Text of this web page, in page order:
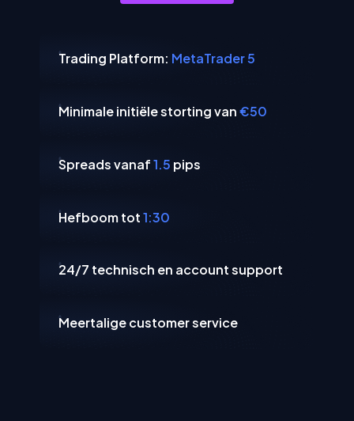
Trading Platform: MetaTrader 5
Minimale initiële storting van€50
Spreads vanaf1.5 pips
Hefboom tot1:30
24/7 technisch en account support
Meertalige customer service